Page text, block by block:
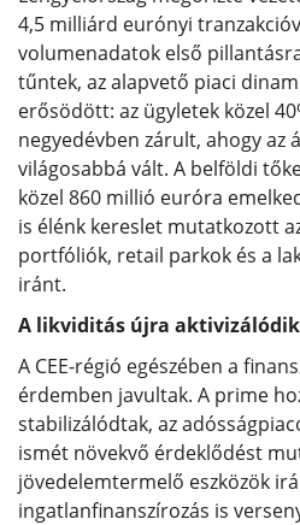
4,5 milliárd eurónyi
volumenadatok első
tűntek, az alapvető piaci
erősödött: az ügyletek közel
negyedévben zárult, ahogy az
világosabbá vált. A belföldi
közel 860 millió euróra
is élénk kereslet mutatkozott
portfóliók, retail parkok és a
iránt.
A likviditás újra
A CEE-régió egészében a
érdemben javultak. A prime
stabilizálódtak, az
ismét növekvő érdeklődést
jövedelemtermelő eszközök
ingatlanfinanszírozás is